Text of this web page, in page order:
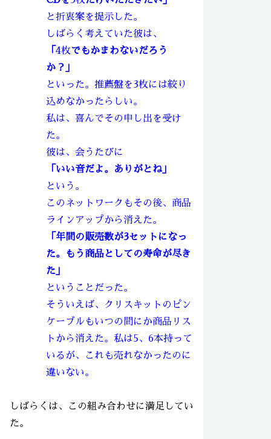
と折衷案を提示した。
しばらく考えていた彼は、
「 4枚でもかまわないだろう
か？」
といった。推薦盤を3枚には絞り
込めなかったらしい。
私は、喜んでその申し出を受け
た。
彼は、会うたびに
「いい音だよ。ありがとね」
という。
このネットワークもその後、商品
ラインアップから消えた。
「年間の販売数が3セットになっ
た。もう商品としての寿命が尽き
た」
ということだった。
そういえば、クリスキットのピン
ケーブルもいつの間にか商品リス
トから消えた。私は5、6本持って
いるが、これも売れなかったのに
違いない。
しばらくは、この組み合わせに満足してい
た。